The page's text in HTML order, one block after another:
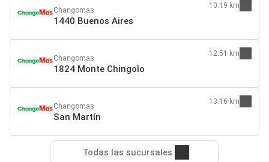
Changomas
1440 Buenos Aires
10.19 km
Changomas
1824 Monte Chingolo
12.51 km
Changomas
San Martín
13.16 km
Todas las sucursales